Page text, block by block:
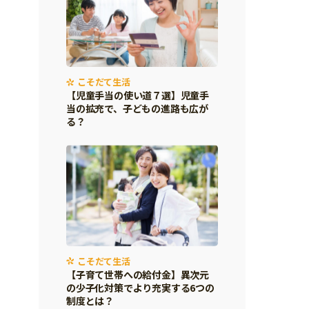
こそだて生活
【児童手当の使い道７選】児童手
当の拡充で、子どもの進路も広が
る？
こそだて生活
【子育て世帯への給付金】異次元
の少子化対策でより充実する6つの
制度とは？